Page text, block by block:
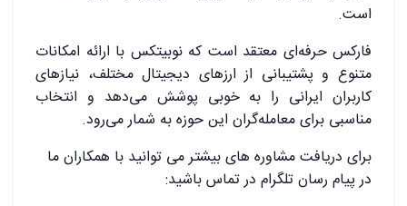
است.
فارکس حرفه‌ای معتقد است که نوبیتکس با ارائه امکانات
متنوع و پشتیبانی از ارزهای دیجیتال مختلف، نیازهای
کاربران ایرانی را به خوبی پوشش می‌دهد و انتخاب
مناسبی برای معامله‌گران این حوزه به شمار می‌رود.
برای دریافت مشاوره های بیشتر می توانید با همکاران ما
در پیام رسان تلگرام در تماس باشید: